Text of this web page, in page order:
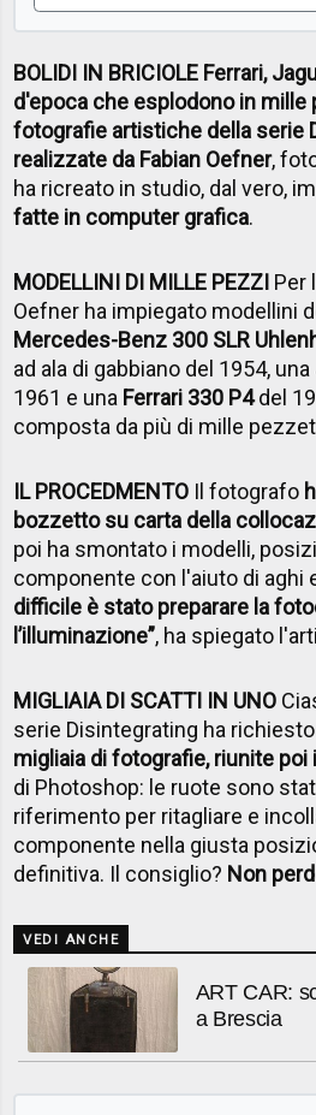
BOLIDI IN BRICIOLE Ferrari,
d'epoca che esplodono in mille
fotografie artistiche della serie
realizzate da Fabian Oefner,
ha ricreato in studio, dal vero,
fatte in computer grafica.
MODELLINI DI MILLE PEZZI Per
Oefner ha impiegato modellini
Mercedes-Benz 300 SLR
ad ala di gabbiano del 1954, una
1961 e una Ferrari 330 P4del
composta da più di mille
IL PROCEDMENTO Il fotografo
bozzetto su carta della
poi ha smontato i modelli,
componente con l'aiuto di aghi
difficile è stato preparare la
l’illuminazione”, ha spiegato
MIGLIAIA DI SCATTI IN UNO
serie Disintegrating ha richiesto
migliaia di fotografie, riunite poi
di Photoshop: le ruote sono
riferimento per ritagliare e
componente nella giusta
definitiva. Il consiglio? Non
VEDI ANCHE
ART CAR:
a Brescia